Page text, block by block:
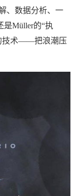
、数据分析、一
是Müller的“执
技术——把浪潮压